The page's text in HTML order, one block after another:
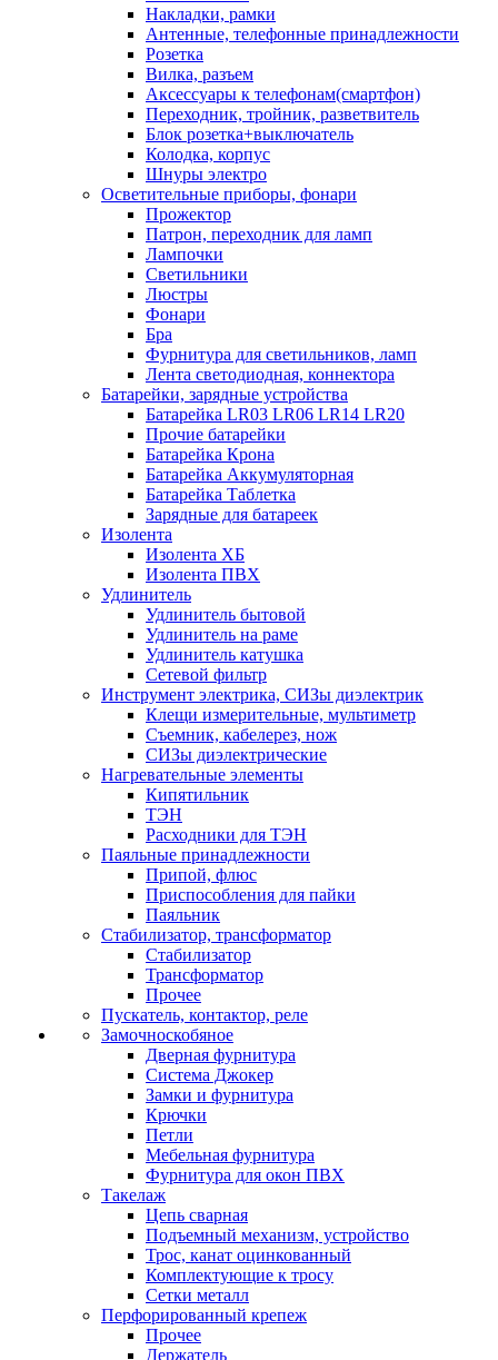
Накладки, рамки
Антенные, телефонные принадлежности
Розетка
Вилка, разъем
Аксессуары к телефонам(смартфон)
Переходник, тройник, разветвитель
Блок розетка+выключатель
Колодка, корпус
Шнуры электро
Осветительные приборы, фонари
Прожектор
Патрон, переходник для ламп
Лампочки
Светильники
Люстры
Фонари
Бра
Фурнитура для светильников, ламп
Лента светодиодная, коннектора
Батарейки, зарядные устройства
Батарейка LR03 LR06 LR14 LR20
Прочие батарейки
Батарейка Крона
Батарейка Аккумуляторная
Батарейка Таблетка
Зарядные для батареек
Изолента
Изолента ХБ
Изолента ПВХ
Удлинитель
Удлинитель бытовой
Удлинитель на раме
Удлинитель катушка
Сетевой фильтр
Инструмент электрика, СИЗы диэлектрик
Клещи измерительные, мультиметр
Съемник, кабелерез, нож
СИЗы диэлектрические
Нагревательные элементы
Кипятильник
ТЭН
Расходники для ТЭН
Паяльные принадлежности
Припой, флюс
Приспособления для пайки
Паяльник
Стабилизатор, трансформатор
Стабилизатор
Трансформатор
Прочее
Пускатель, контактор, реле
Замочноскобяное
Дверная фурнитура
Система Джокер
Замки и фурнитура
Крючки
Петли
Мебельная фурнитура
Фурнитура для окон ПВХ
Такелаж
Цепь сварная
Подъемный механизм, устройство
Трос, канат оцинкованный
Комплектующие к тросу
Сетки металл
Перфорированный крепеж
Прочее
Держатель